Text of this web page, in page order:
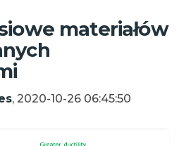
materiałów
, 2020-10-26 06:45:50